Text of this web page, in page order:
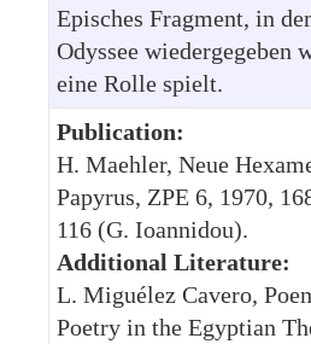
Episches Fragment, in
Odyssee wiedergegeben
eine Rolle spielt.
Publication:
H. Maehler, Neue
Papyrus, ZPE 6, 1970,
116 (G. Ioannidou).
Additional Literature:
L. Miguélez Cavero,
Poetry in the Egyptian